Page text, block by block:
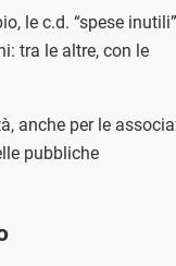
le c.d. “spese
tra le altre, con le
anche per le
pubbliche